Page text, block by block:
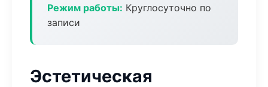
Режим работы: Круглосуточно по
записи
Эстетическая